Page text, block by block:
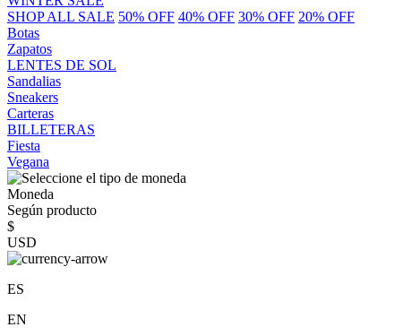
SHOP ALL SALE 50% OFF 40% OFF 30% OFF 20% OFF
Botas
Zapatos
LENTES DE SOL
Sandalias
Sneakers
Carteras
BILLETERAS
Fiesta
Vegana
Moneda
Según producto
$
USD
ES
EN